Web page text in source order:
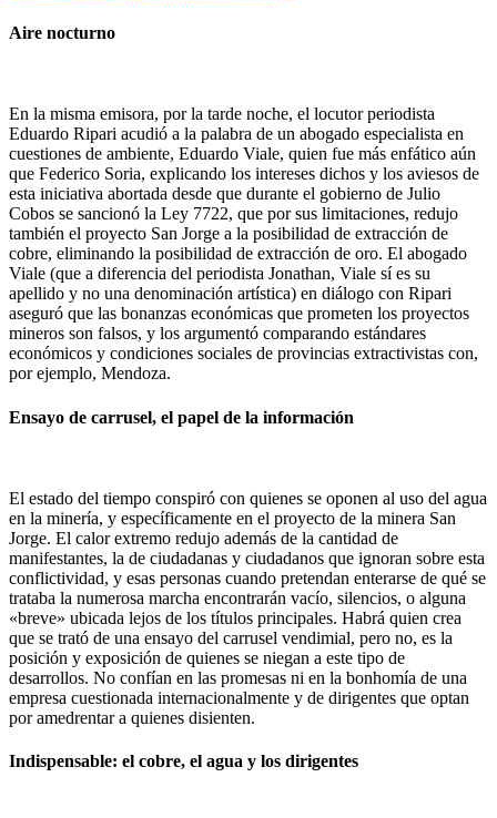
Aire nocturno
En la misma emisora, por la tarde noche, el locutor periodista
Eduardo Ripari acudió a la palabra de un abogado especialista en
cuestiones de ambiente, Eduardo Viale, quien fue más enfático aún
que Federico Soria, explicando los intereses dichos y los aviesos de
esta iniciativa abortada desde que durante el gobierno de Julio
Cobos se sancionó la Ley 7722, que por sus limitaciones, redujo
también el proyecto San Jorge a la posibilidad de extracción de
cobre, eliminando la posibilidad de extracción de oro. El abogado
Viale (que a diferencia del periodista Jonathan, Viale sí es su
apellido y no una denominación artística) en diálogo con Ripari
aseguró que las bonanzas económicas que prometen los proyectos
mineros son falsos, y los argumentó comparando estándares
económicos y condiciones sociales de provincias extractivistas con,
por ejemplo, Mendoza.
Ensayo de carrusel, el papel de la información
El estado del tiempo conspiró con quienes se oponen al uso del agua
en la minería, y específicamente en el proyecto de la minera San
Jorge. El calor extremo redujo además de la cantidad de
manifestantes, la de ciudadanas y ciudadanos que ignoran sobre esta
conflictividad, y esas personas cuando pretendan enterarse de qué se
trataba la numerosa marcha encontrarán vacío, silencios, o alguna
«breve» ubicada lejos de los títulos principales. Habrá quien crea
que se trató de una ensayo del carrusel vendimial, pero no, es la
posición y exposición de quienes se niegan a este tipo de
desarrollos. No confían en las promesas ni en la bonhomía de una
empresa cuestionada internacionalmente y de dirigentes que optan
por amedrentar a quienes disienten.
Indispensable: el cobre, el agua y los dirigentes